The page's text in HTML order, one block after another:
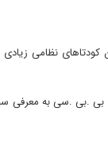
کودتاهای نظامی
.بی .سی به معرفی